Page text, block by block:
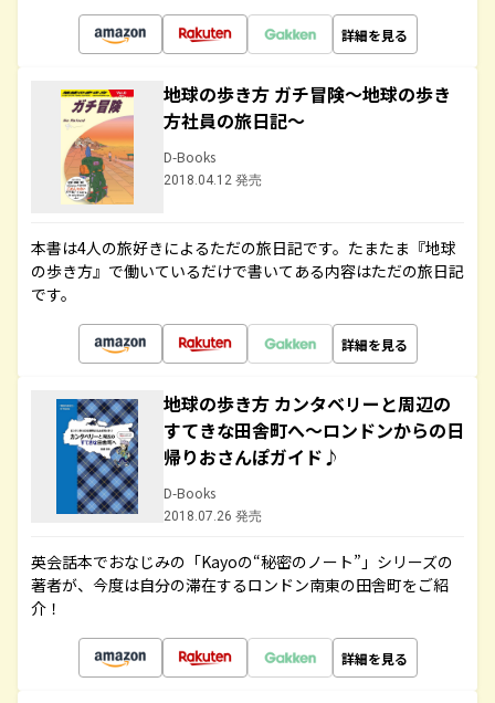
詳細を見る
地球の歩き方 ガチ冒険～地球の歩き
方社員の旅日記～
D-Books
2018.04.12 発売
本書は4人の旅好きによるただの旅日記です。たまたま『地球
の歩き方』で働いているだけで書いてある内容はただの旅日記
です。
詳細を見る
地球の歩き方 カンタベリーと周辺の
すてきな田舎町へ～ロンドンからの日
帰りおさんぽガイド♪
D-Books
2018.07.26 発売
英会話本でおなじみの「Kayoの“秘密のノート”」シリーズの
著者が、今度は自分の滞在するロンドン南東の田舎町をご紹
介！
詳細を見る